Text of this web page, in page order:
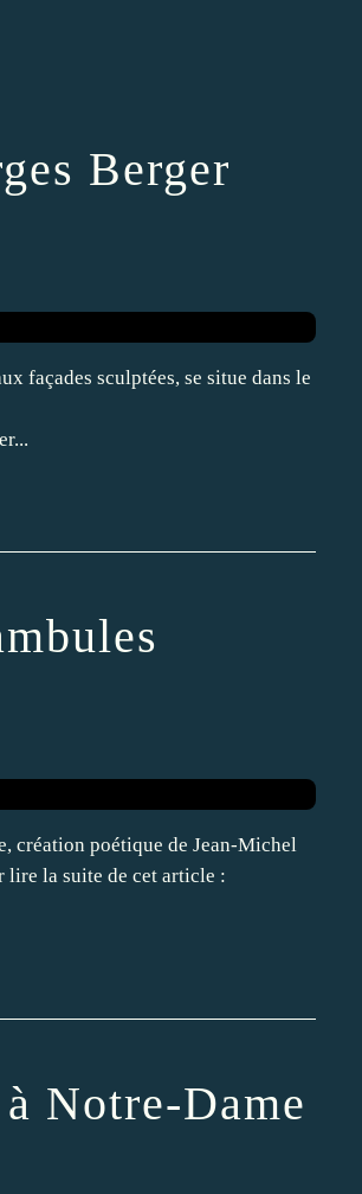
Berger
façades sculptées, se situe dans le
création poétique de Jean-Michel
lire la suite de cet article :
Notre-Dame